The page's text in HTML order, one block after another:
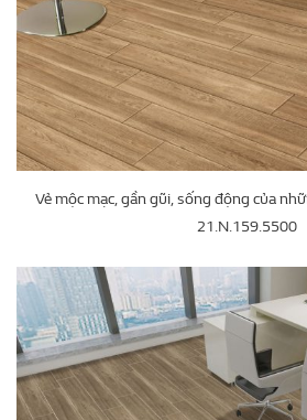
Vẻ mộc mạc, gần gũi, sống động của
21.N.159.5500